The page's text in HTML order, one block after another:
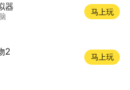
器
马上玩
2
马上玩